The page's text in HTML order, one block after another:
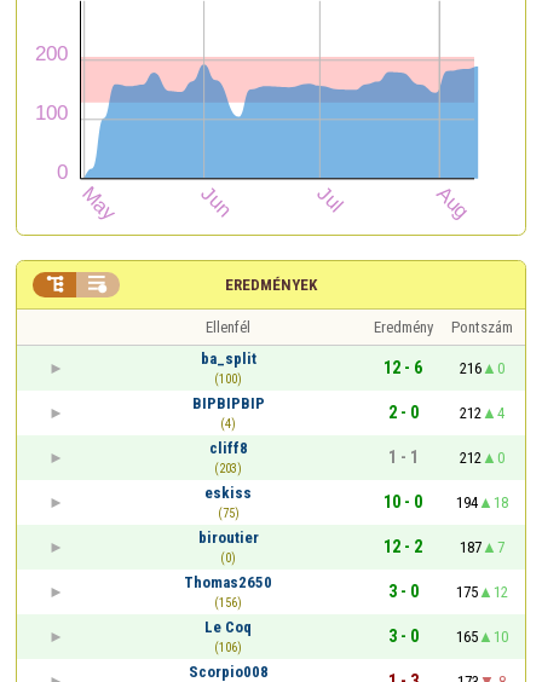
EREDMÉNYEK
 
Ellenfél Eredmény
Pontszám
ba_split
(100)
12 - 6 216
0
BIPBIPBIP
(4)
2 - 0 212
4
cliff8
(203)
1 - 1 212
0
eskiss
(75)
10 - 0 194
18
biroutier
(0)
12 - 2 187
7
Thomas2650
(156)
3 - 0 175
12
Le Coq
(106)
3 - 0 165
10
Scorpio008